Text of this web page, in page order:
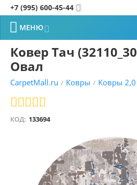
+7 (995) 600-45-44 
 МЕНЮ
Ковер Тач
Овал
CarpetMall.ru / Ковры / Ковры
КОД: 133694